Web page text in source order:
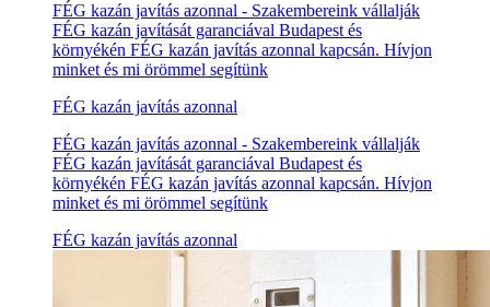
FÉG kazán javítás azonnal - Szakembereink vállalják
FÉG kazán javítását garanciával Budapest és
környékén FÉG kazán javítás azonnal kapcsán. Hívjon
minket és mi örömmel segítünk
FÉG kazán javítás azonnal
FÉG kazán javítás azonnal - Szakembereink vállalják
FÉG kazán javítását garanciával Budapest és
környékén FÉG kazán javítás azonnal kapcsán. Hívjon
minket és mi örömmel segítünk
FÉG kazán javítás azonnal